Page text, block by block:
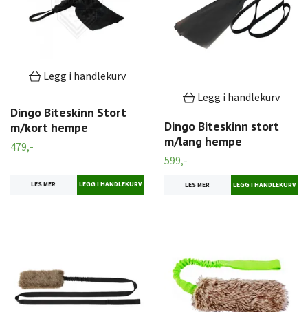
Legg i handlekurv
Dingo Biteskinn Stort
m/kort hempe
479,-
LES MER
Legg i handlekurv
Dingo Biteskinn stort
m/lang hempe
599,-
LES MER